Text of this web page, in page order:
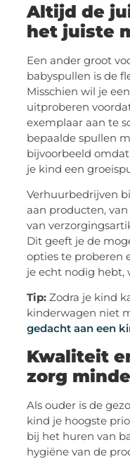
Altijd de
het juiste
Een ander groot
babyspullen is de
Misschien wil je
uitproberen
exemplaar aan te
bepaalde spullen
bijvoorbeeld
je kind een
Verhuurbedrijven
aan producten,
van
Dit geeft je de
opties te proberen
je echt nodig hebt,
Tip: Zodra je kind
kinderwagen niet
gedacht aan een
Kwaliteit
zorg
Als ouder is de
kind je hoogste
bij het huren van
hygiëne van de